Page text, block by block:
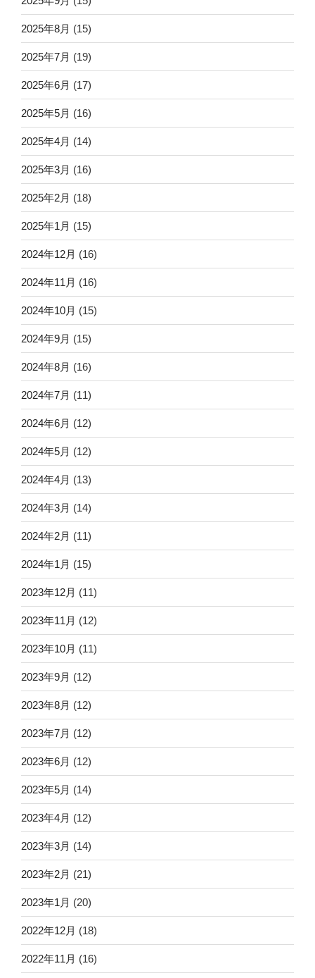
2025年8月 (15)
2025年7月 (19)
2025年6月 (17)
2025年5月 (16)
2025年4月 (14)
2025年3月 (16)
2025年2月 (18)
2025年1月 (15)
2024年12月 (16)
2024年11月 (16)
2024年10月 (15)
2024年9月 (15)
2024年8月 (16)
2024年7月 (11)
2024年6月 (12)
2024年5月 (12)
2024年4月 (13)
2024年3月 (14)
2024年2月 (11)
2024年1月 (15)
2023年12月 (11)
2023年11月 (12)
2023年10月 (11)
2023年9月 (12)
2023年8月 (12)
2023年7月 (12)
2023年6月 (12)
2023年5月 (14)
2023年4月 (12)
2023年3月 (14)
2023年2月 (21)
2023年1月 (20)
2022年12月 (18)
2022年11月 (16)